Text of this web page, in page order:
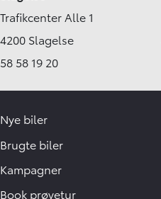
Trafikcenter Alle 1
4200 Slagelse
58 58 19 20
Nye biler
Brugte biler
Kampagner
Book prøvetur